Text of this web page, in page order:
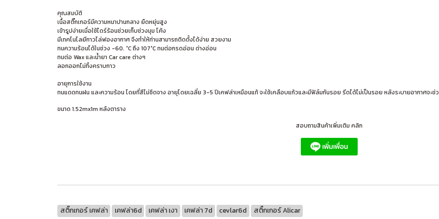
คุณสมบัติ
เนื้อสติ๊กเกอร์มีความหนาปานกลาง ยืดหยุ่นสูง
เข้ารูปง่ายเมื่อใช้ไดร์ร้อนช่วยเก็บช่วงมุม โค้ง
มีเทคโนโลยีกาวไล่ฟองอากาศ จึงทำให้ท่านสามารถติดตั้งได้ง่าย สวยงาม
ทนความร้อนได้ในช่วง -60. °C ถึง 107°C ทนต่อกรดอ่อน ด่างอ่อน
ทนต่อ Wax และน้ำยา Car care ต่างๆ
ลอกออกไม่ทิ้งคราบกาว
อายุการใช้งาน
ทนแดดทนฝน และความร้อน โดยที่สีไม่ซึดจาง อายุโดยเฉลี่ย 3-5 ปีเคฟล่าเหมือนแท้ จะใช้เคลือบแก้วและมีฟิล์มกันรอย รีดได้ไม่เป็นรอย หลังระบายอากาศจะช่
ขนาด 1.52mx1m หลังตาราง
สอบถามสินค้าเพิ่มเติม คลิก
สติ๊กเกอร์ เคฟล่า เคฟล่า6d เคฟล่า เงา เคฟล่า 7d cevlar6d สติ๊กเกอร์ Alicar